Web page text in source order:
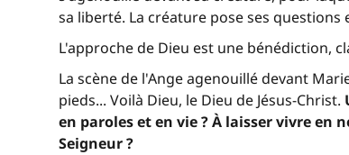
sa liberté. La créature pose ses
L'approche de Dieu est une bénédiction,
La scène de l'Ange agenouillé devant
pieds... Voilà Dieu, le Dieu de Jésus-Christ.
en paroles et en vie ? À laisser vivre en
Seigneur ?